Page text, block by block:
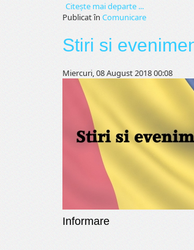
Citeşte mai departe ...
Publicat în Comunicare
Stiri si
Miercuri, 08 August 2018 00:08
Informare